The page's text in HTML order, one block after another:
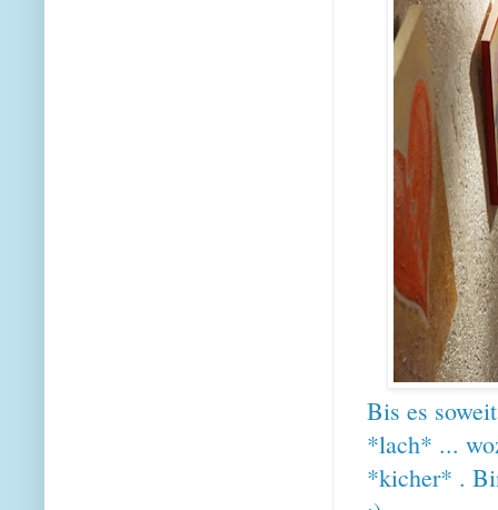
Bis es
*lach* ...
*kicher* .